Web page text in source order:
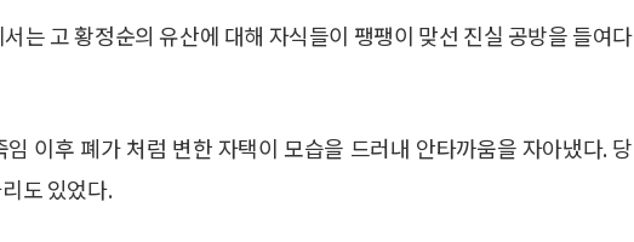
는 고 황정순의 유산에 대해 자식들이 팽팽이 맞선 진실 공방을 들여다
이후 폐가 처럼 변한 자택이 모습을 드러내 안타까움을 자아냈다. 당
도 있었다.